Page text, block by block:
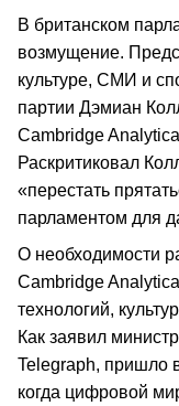
В британском
возмущение.
культуре, СМИ и
партии Дэмиан
Cambridge
Раскритиковал
«перестать
парламентом для
О необходимости
Cambridge
технологий,
Как заявил
Telegraph, пришло
когда цифровой